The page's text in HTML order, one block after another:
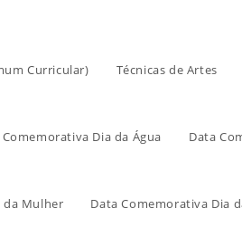
Curricular) Técnicas de Artes
Comemorativa Dia da Água Data
da Mulher Data Comemorativa Dia